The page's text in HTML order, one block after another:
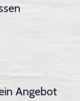
Angebot